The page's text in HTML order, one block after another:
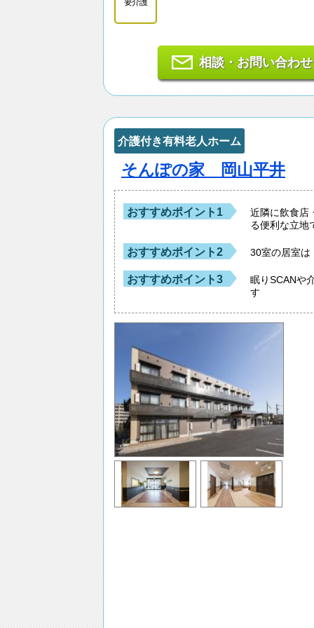
相談・お問い合わせ
介護付き有料老人ホーム
そんぽの家 岡山平井
おすすめポイント1
近隣に飲食店
る便利な立地
おすすめポイント2 30室の居室は
おすすめポイント3
眠りSCANや
す